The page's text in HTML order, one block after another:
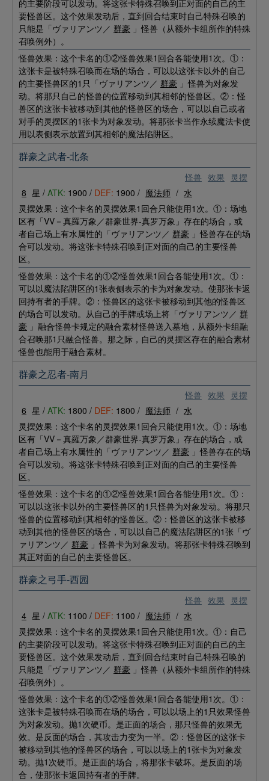
的主要阶段可以发动。将这张卡特殊召唤到正对面的自己的主
要怪兽区。这个效果发动后，直到回合结束时自己特殊召唤的
只能是「ヴァリアンツ／ 群豪 」怪兽（从额外卡组所作的特殊
召唤例外）。
怪兽效果：这个卡名的①②怪兽效果1回合各能使用1次。①：
这张卡是被特殊召唤而在场的场合，可以以这张卡以外的自己
的主要怪兽区的1只「ヴァリアンツ／ 群豪 」怪兽为对象发
动。将那只自己的怪兽的位置移动到其相邻的怪兽区。②：怪
兽区的这张卡被移动到其他的怪兽区的场合，可以以自己或者
对手的灵摆区的1张卡为对象发动。将那张卡当作永续魔法卡使
用以表侧表示放置到其相邻的魔法陷阱区。
怪兽 效果 灵摆
群豪之武者-北条
8 星 / ATK: 1900 / DEF: 1900 / 魔法师 / 水
灵摆效果：这个卡名的灵摆效果1回合只能使用1次。①：场地
区有「VV－真羅万象／群豪世界-真罗万象」存在的场合，或
者自己场上有水属性的「ヴァリアンツ／ 群豪 」怪兽存在的场
合可以发动。将这张卡特殊召唤到正对面的自己的主要怪兽
区。
怪兽效果：这个卡名的①②怪兽效果1回合各能使用1次。①：
可以以魔法陷阱区的1张表侧表示的卡为对象发动。使那张卡返
回持有者的手牌。②：怪兽区的这张卡被移动到其他的怪兽区
的场合可以发动。从自己的手牌或场上将「ヴァリアンツ／ 群
豪 」融合怪兽卡规定的融合素材怪兽送入墓地，从额外卡组融
合召唤那1只融合怪兽。那之际，自己的灵摆区存在的融合素材
怪兽也能用于融合素材。
怪兽 效果 灵摆
群豪之忍者-南月
6 星 / ATK: 1800 / DEF: 1800 / 魔法师 / 水
灵摆效果：这个卡名的灵摆效果1回合只能使用1次。①：场地
区有「VV－真羅万象／群豪世界-真罗万象」存在的场合，或
者自己场上有水属性的「ヴァリアンツ／ 群豪 」怪兽存在的场
合可以发动。将这张卡特殊召唤到正对面的自己的主要怪兽
区。
怪兽效果：这个卡名的①②怪兽效果1回合各能使用1次。①：
可以以这张卡以外的主要怪兽区的1只怪兽为对象发动。将那只
怪兽的位置移动到其相邻的怪兽区。②：怪兽区的这张卡被移
动到其他的怪兽区的场合，可以以自己的魔法陷阱区的1张「ヴ
ァリアンツ／ 群豪 」怪兽卡为对象发动。将那张卡特殊召唤到
其正对面的自己的主要怪兽区。
怪兽 效果 灵摆
群豪之弓手-西园
4 星 / ATK: 1100 / DEF: 1100 / 魔法师 / 水
灵摆效果：这个卡名的灵摆效果1回合只能使用1次。①：自己
的主要阶段可以发动。将这张卡特殊召唤到正对面的自己的主
要怪兽区。这个效果发动后，直到回合结束时自己特殊召唤的
只能是「ヴァリアンツ／ 群豪 」怪兽（从额外卡组所作的特殊
召唤例外）。
怪兽效果：这个卡名的①②怪兽效果1回合各能使用1次。①：
这张卡是被特殊召唤而在场的场合，可以以场上的1只效果怪兽
为对象发动。抛1次硬币。是正面的场合，那只怪兽的效果无
效。是反面的场合，其攻击力变为一半。②：怪兽区的这张卡
被移动到其他的怪兽区的场合，可以以场上的1张卡为对象发
动。抛1次硬币。是正面的场合，将那张卡破坏。是反面的场
合，使那张卡返回持有者的手牌。